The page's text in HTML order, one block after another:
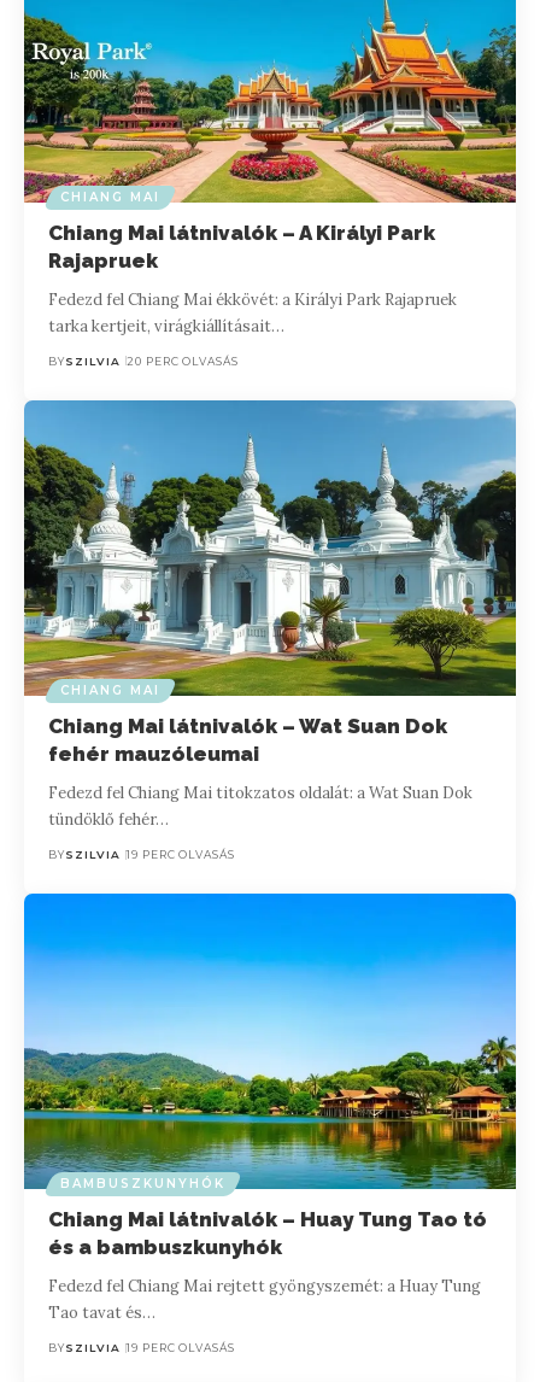
CHIANG MAI
Chiang Mai látnivalók – A Királyi Park
Rajapruek
Fedezd fel Chiang Mai ékkövét: a Királyi Park Rajapruek
tarka kertjeit, virágkiállításait…
BYSZILVIA 20 PERC OLVASÁS
CHIANG MAI
Chiang Mai látnivalók – Wat Suan Dok
fehér mauzóleumai
Fedezd fel Chiang Mai titokzatos oldalát: a Wat Suan Dok
tündöklő fehér…
BYSZILVIA 19 PERC OLVASÁS
BAMBUSZKUNYHÓK
Chiang Mai látnivalók – Huay Tung Tao tó
és a bambuszkunyhók
Fedezd fel Chiang Mai rejtett gyöngyszemét: a Huay Tung
Tao tavat és…
BYSZILVIA 19 PERC OLVASÁS